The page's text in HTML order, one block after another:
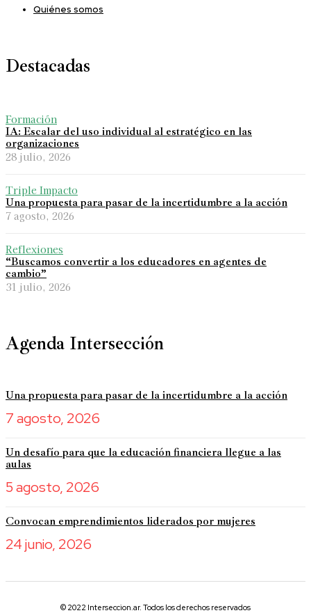
Quiénes somos
Destacadas
Formación
IA: Escalar del uso individual al estratégico en las
organizaciones
28 julio, 2026
Triple Impacto
Una propuesta para pasar de la incertidumbre a la acción
7 agosto, 2026
Reflexiones
“Buscamos convertir a los educadores en agentes de
cambio”
31 julio, 2026
Agenda Intersección
Una propuesta para pasar de la incertidumbre a la acción
7 agosto, 2026
Un desafío para que la educación financiera llegue a las
aulas
5 agosto, 2026
Convocan emprendimientos liderados por mujeres
24 junio, 2026
© 2022 Interseccion.ar. Todos los derechos reservados